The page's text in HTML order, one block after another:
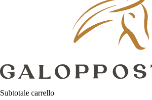
Subtotale carrello